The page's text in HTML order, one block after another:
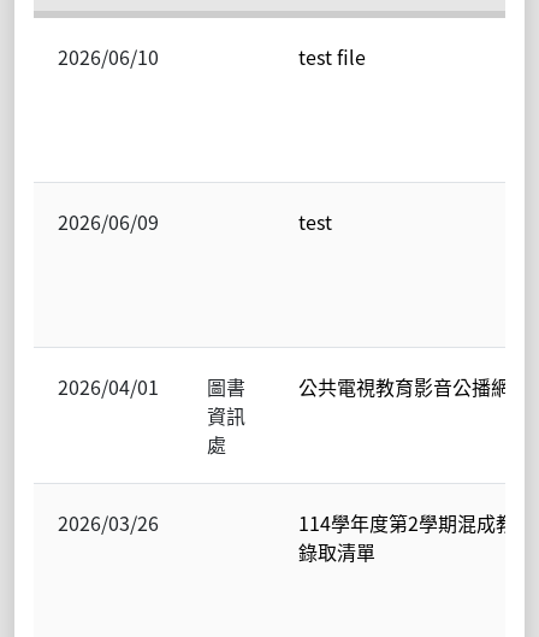
2026/06/10 test file
2026/06/09 test
2026/04/01
圖書
資訊
處
公共電視教育影音公播網
2026/03/26
114學年度第2學期混成教
錄取清單